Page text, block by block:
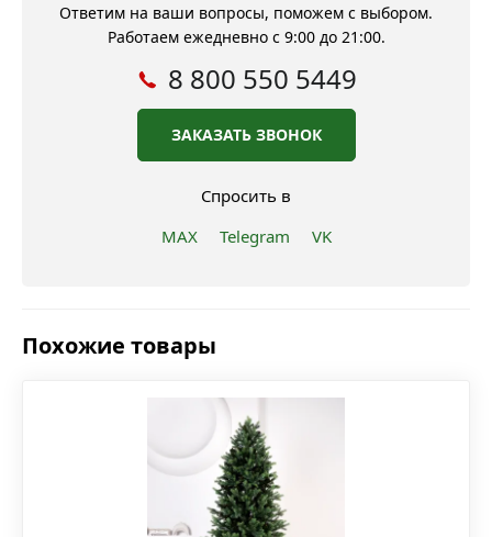
Ответим на ваши вопросы, поможем с выбором.
Работаем ежедневно с 9:00 до 21:00.
8 800 550 5449
ЗАКАЗАТЬ ЗВОНОК
Спросить в
MAX
Telegram VK
Похожие товары